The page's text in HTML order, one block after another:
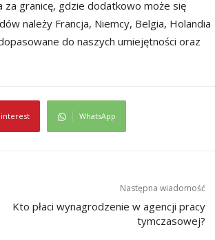
granicę, gdzie dodatkowo może się
należy Francja, Niemcy, Belgia, Holandia
do naszych umiejętności oraz
WhatsApp
Następna wiadomość
Kto płaci wynagrodzenie w agencji pracy
tymczasowej?